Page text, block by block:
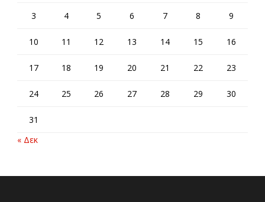
3 4 5 6 7 8 9
10 11 12 13 14 15 16
17 18 19 20 21 22 23
24 25 26 27 28 29 30
31
« Δεκ